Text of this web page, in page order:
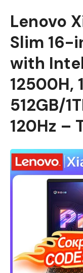
Lenovo
Slim 16-
with
12500H,
512GB/
120Hz –